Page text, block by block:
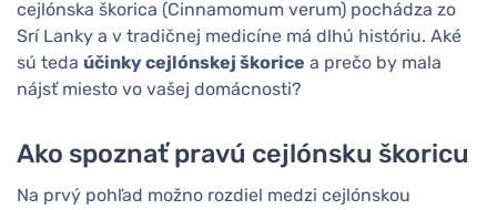
cejlónska škorica (Cinnamomum verum) pochádza zo
Srí Lanky a v tradičnej medicíne má dlhú históriu. Aké
sú teda účinky cejlónskej škorice a prečo by mala
nájsť miesto vo vašej domácnosti?
Ako spoznať pravú cejlónsku škoricu
Na prvý pohľad možno rozdiel medzi cejlónskou